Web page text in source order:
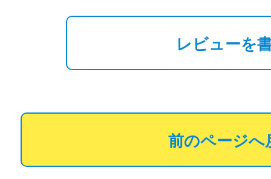
レビューを
前のページへ